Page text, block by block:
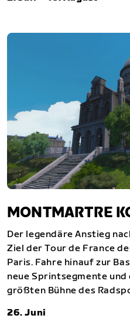
MONTMARTRE
Der legendäre Anstieg
Ziel der Tour de France
Paris. Fahre hinauf zur
neue Sprintsegmente
größten Bühne des
26. Juni